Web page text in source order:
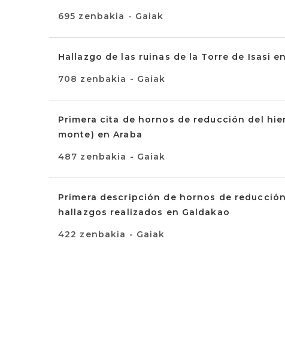
695 zenbakia - Gaiak
Hallazgo de las ruinas de la Torre de Isasi
708 zenbakia - Gaiak
Primera cita de hornos de reducción del
monte) en Araba
487 zenbakia - Gaiak
Primera descripción de hornos de
hallazgos realizados en Galdakao
422 zenbakia - Gaiak